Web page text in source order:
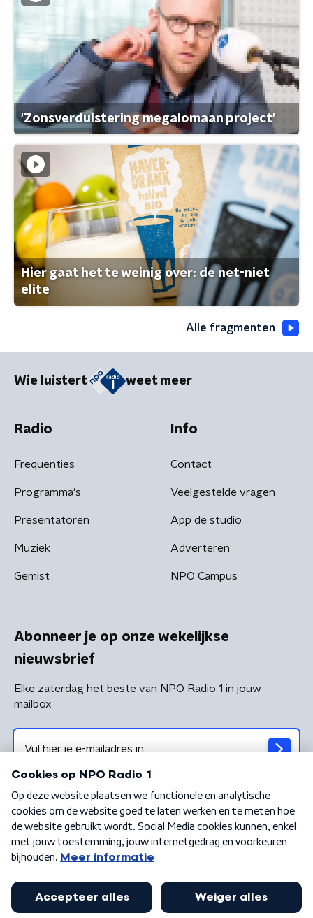
'Zonsverduistering megalomaan project'
Hier gaat het te weinig over: de net-niet
elite
Alle fragmenten
Wie luistert weet meer
Radio
Frequenties
Programma's
Presentatoren
Muziek
Gemist
Info
Contact
Veelgestelde vragen
App de studio
Adverteren
NPO Campus
Abonneer je op onze wekelijkse
nieuwsbrief
Elke zaterdag het beste van NPO Radio 1 in jouw
mailbox
Algemene voorwaarden Privacybeleid